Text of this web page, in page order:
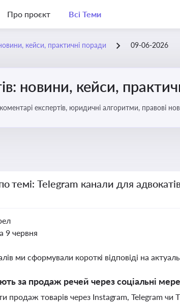
Про проєкт Всі Теми
кейси, практичні поради 09-06-2026
новини, кейси,
експертів, юридичні алгоритми, правові
темі: Telegram канали для
9 червня
ми сформували короткі відповіді на
за продаж речей через соціальні
продаж товарів через Instagram, Telegram чи